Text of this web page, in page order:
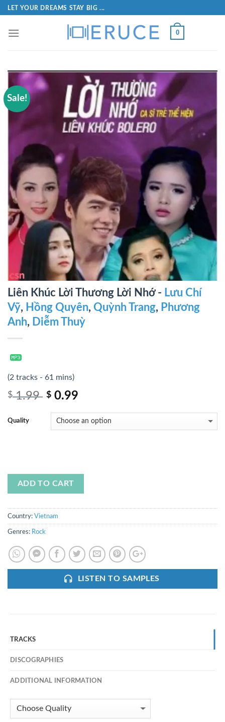
LET YOUR DREAMS STAY BIG ...
0
Sale!
Liên Khúc Lời Thương Lời Nhớ - Lưu Chí
Vỹ, Hồng Quyên, Quỳnh Trang, Phương
Anh, Diễm Thuỳ
(2 tracks - 61 mins)
$1.99 $ 0.99
Quality
ADD TO CART
Country: Vietnam
Genres: Rock
LISTEN TO SAMPLES
TRACKS
DISCOGRAPHIES
ADDITIONAL INFORMATION